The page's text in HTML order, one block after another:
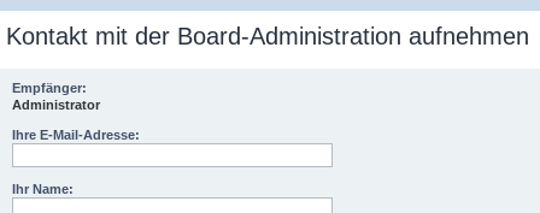
Kontakt mit der Board-Administration aufnehmen
Empfänger:
Administrator
Ihre E-Mail-Adresse:
Ihr Name: